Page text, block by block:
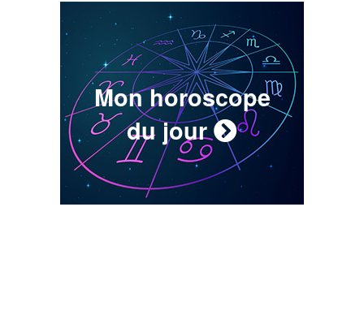
Mon horoscope
du jour